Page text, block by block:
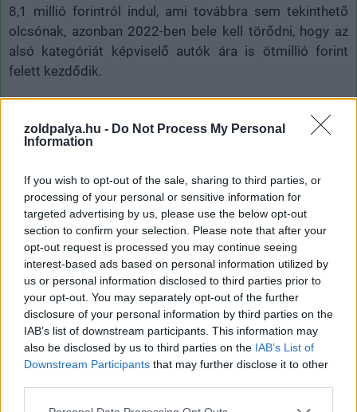
zoldpalya.hu - Do Not Process My Personal
Information
If you wish to opt-out of the sale, sharing to third parties, or
processing of your personal or sensitive information for
targeted advertising by us, please use the below opt-out
section to confirm your selection. Please note that after your
opt-out request is processed you may continue seeing
interest-based ads based on personal information utilized by
us or personal information disclosed to third parties prior to
your opt-out. You may separately opt-out of the further
disclosure of your personal information by third parties on the
IAB’s list of downstream participants. This information may
also be disclosed by us to third parties on the IAB’s List of
Downstream Participants that may further disclose it to other
Please note that this website/app uses one or more Google
8,1 millió forintról indul, ami továbbra sem tekinthető
olcsónak, azonban 2022-ben bele kell törődni, hogy az
alsó kategóriát képviselő autók ára is ötmillió forint
felett kezdődik.
A Mini modellpalettáján egyébként jelenleg egyetlen
tisztán elektromos modell szerepel, amelynek kezdőára
is 12,5 millió felett van. Mivel azonban a cég célkitűzése
értékesítenek, valószínű, hogy a BMW-csoportnál inkább
a Mini hozza majd az olcsóbb(nak szánt) modelleket.
#ár
#mini #oliver zipse